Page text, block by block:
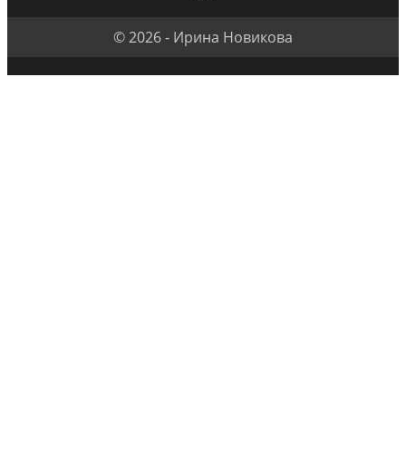
© 2026 - Ирина Новикова